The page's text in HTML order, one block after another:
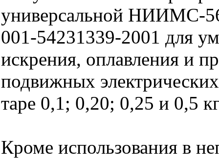
универсальной НИИМС-
001-54231339-2001 для
искрения, оплавления и
подвижных
таре 0,1; 0,20; 0,25 и 0,5
Кроме использования в